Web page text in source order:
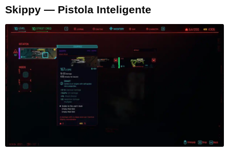
Skippy — Pistola Inteligente